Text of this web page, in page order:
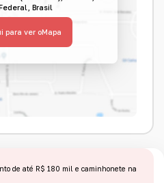
Brasil
para ver oMapa
de até R$ 180 mil e caminhonete na